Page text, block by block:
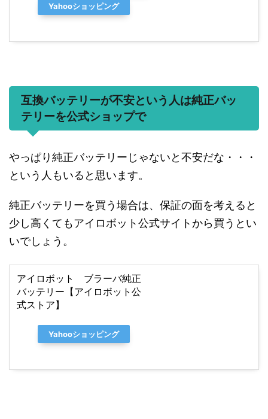
Yahooショッピング
互換バッテリーが不安という人は純正バッ
テリーを公式ショップで
やっぱり純正バッテリーじゃないと不安だな・・・
という人もいると思います。
純正バッテリーを買う場合は、保証の面を考えると
少し高くてもアイロボット公式サイトから買うとい
いでしょう。
アイロボット ブラーバ純正
バッテリー【アイロボット公
式ストア】
Yahooショッピング